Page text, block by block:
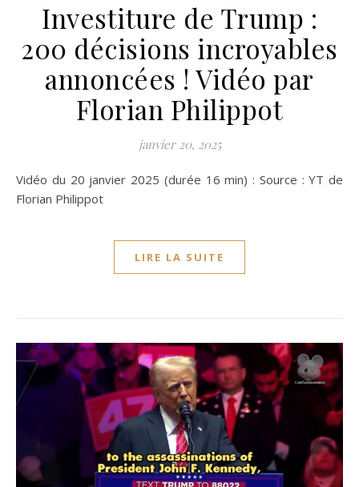
Investiture de Trump :
200 décisions incroyables
annoncées ! Vidéo par
Florian Philippot
janvier 20, 2025
Vidéo du 20 janvier 2025 (durée 16 min) : Source : YT de
Florian Philippot
LIRE LA SUITE